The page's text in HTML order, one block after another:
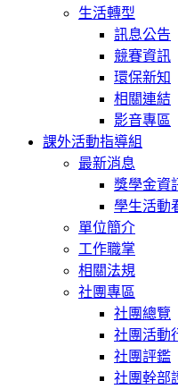
生活轉型
訊息公告
競賽資訊
環保新知
相關連結
影音專區
課外活動指導組
最新消息
獎學金資
學生活動
單位簡介
工作職掌
相關法規
社團專區
社團總覽
社團活動
社團評鑑
社團幹部